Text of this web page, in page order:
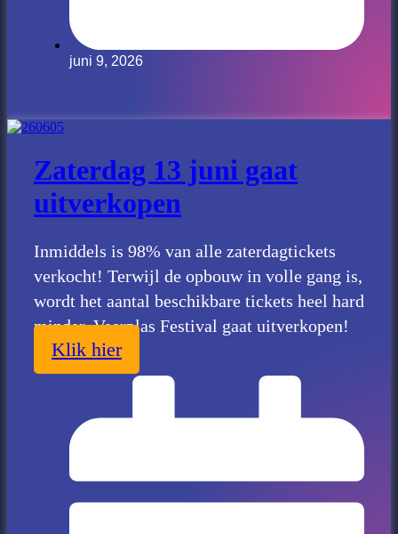
juni 9, 2026
Zaterdag 13 juni gaat
uitverkopen
Inmiddels is 98% van alle zaterdagtickets
verkocht! Terwijl de opbouw in volle gang is,
wordt het aantal beschikbare tickets heel hard
minder. Veerplas Festival gaat uitverkopen!
Klik hier